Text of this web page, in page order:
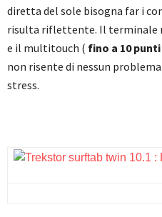
diretta del sole bisogna far i
risulta riflettente. Il terminale
e il multitouch ( fino a 10
non risente di nessun
stress.